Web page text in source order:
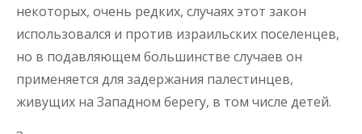
некоторых, очень редких, случаях этот закон
использовался и против израильских поселенцев,
но в подавляющем большинстве случаев он
применяется для задержания палестинцев,
живущих на Западном берегу, в том числе детей.